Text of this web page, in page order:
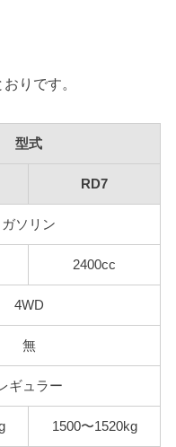
りです。
型式
RD7
ガソリン
2400cc
4WD
無
ギュラー
1500〜1520kg